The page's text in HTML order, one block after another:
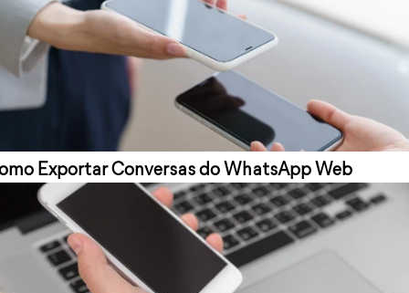
Exportar Conversas do WhatsApp Web